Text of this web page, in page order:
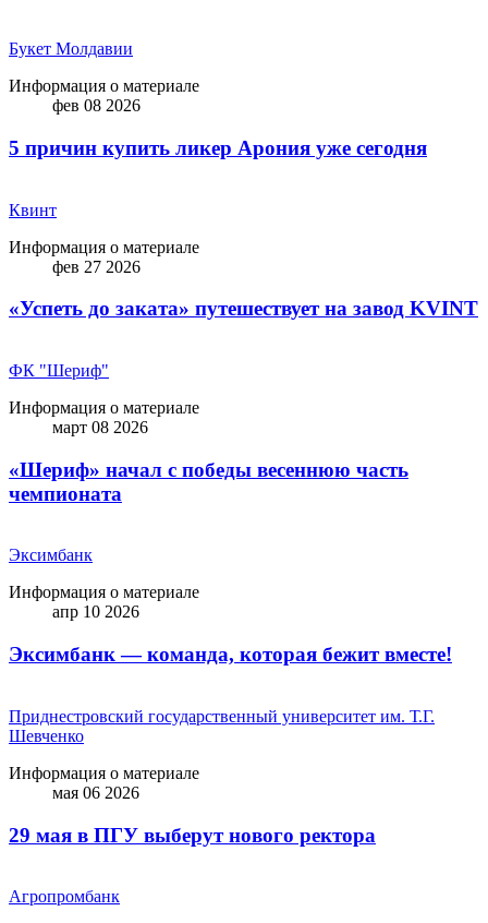
Букет Молдавии
Информация о материале
фев 08 2026
5 причин купить ликep Арония уже сегодня
Квинт
Информация о материале
фев 27 2026
«Успеть до заката» путешествует на завод KVINT
ФК "Шериф"
Информация о материале
март 08 2026
«Шериф» начал с победы весеннюю часть
чемпионата
Эксимбанк
Информация о материале
апр 10 2026
Эксимбанк — команда, которая бежит вместе!
Приднестровский государственный университет им. Т.Г.
Шевченко
Информация о материале
мая 06 2026
29 мая в ПГУ выберут нового ректора
Агропромбанк